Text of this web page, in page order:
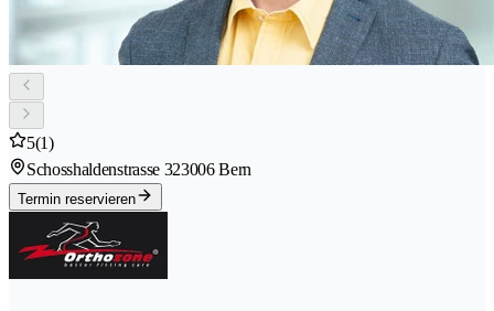
5(1)
Schosshaldenstrasse 323006 Bern
Termin reservieren